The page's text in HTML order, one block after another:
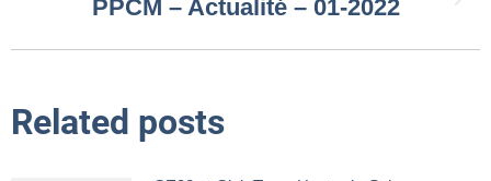
Article
PPCM – Actualité – 01-2022
Related posts